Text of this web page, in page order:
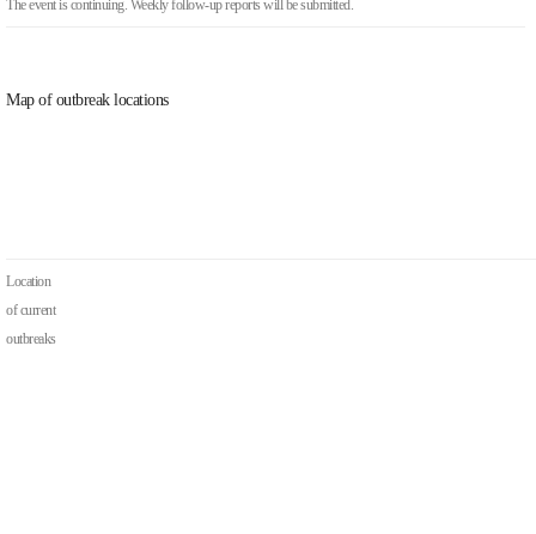
The event is continuing. Weekly follow-up reports will be submitted.
Map of outbreak locations
Location
of current
outbreaks